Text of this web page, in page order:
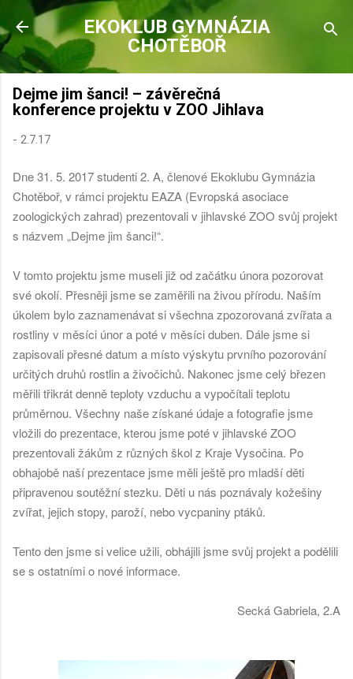
Přeskočit na hlavní obsah
EKOKLUB GYMNÁZIA
CHOTĚBOŘ
Dejme jim šanci! – závěrečná
konference projektu v ZOO Jihlava
- 2.7.17
Dne 31. 5. 2017 studenti 2. A, členové Ekoklubu Gymnázia
Chotěboř, v rámci projektu EAZA (Evropská asociace
zoologických zahrad) prezentovali v jihlavské ZOO svůj projekt
s názvem „Dejme jim šanci!“.
V tomto projektu jsme museli již od začátku února pozorovat
své okolí. Přesněji jsme se zaměřili na živou přírodu. Naším
úkolem bylo zaznamenávat si všechna zpozorovaná zvířata a
rostliny v měsíci únor a poté v měsíci duben. Dále jsme si
zapisovali přesné datum a místo výskytu prvního pozorování
určitých druhů rostlin a živočichů. Nakonec jsme celý březen
měřili třikrát denně teploty vzduchu a vypočítali teplotu
průměrnou. Všechny naše získané údaje a fotografie jsme
vložili do prezentace, kterou jsme poté v jihlavské ZOO
prezentovali žákům z různých škol z Kraje Vysočina. Po
obhajobě naší prezentace jsme měli ještě pro mladší děti
připravenou soutěžní stezku. Děti u nás poznávaly kožešiny
zvířat, jejich stopy, paroží, nebo vycpaniny ptáků.
Tento den jsme si velice užili, obhájili jsme svůj projekt a podělili
se s ostatními o nové informace.
Secká Gabriela, 2.A